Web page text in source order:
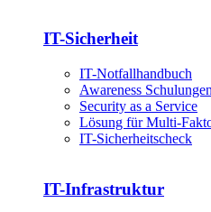
IT-Sicherheit
IT-Notfallhandbuch
Awareness Schulungen
Security as a Service
Lösung für Multi-
IT-Sicherheitscheck
IT-Infrastruktur